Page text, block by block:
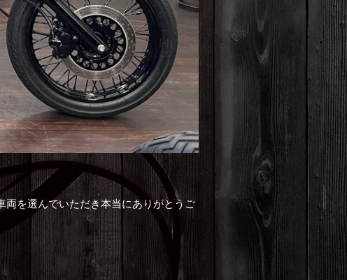
両を選んでいただき本当にありがとうご